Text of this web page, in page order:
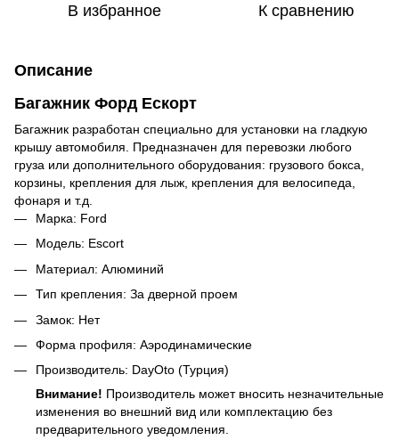
В избранное К сравнению
Описание
Багажник Форд Ескорт
Багажник разработан специально для установки на гладкую
крышу автомобиля. Предназначен для перевозки любого
груза или дополнительного оборудования: грузового бокса,
корзины, крепления для лыж, крепления для велосипеда,
фонаря и т.д.
Марка: Ford
Модель: Escort
Материал: Алюминий
Тип крепления: За дверной проем
Замок: Нет
Форма профиля: Аэродинамические
Производитель: DayOto (Турция)
Внимание! Производитель может вносить незначительные
изменения во внешний вид или комплектацию без
предварительного уведомления.